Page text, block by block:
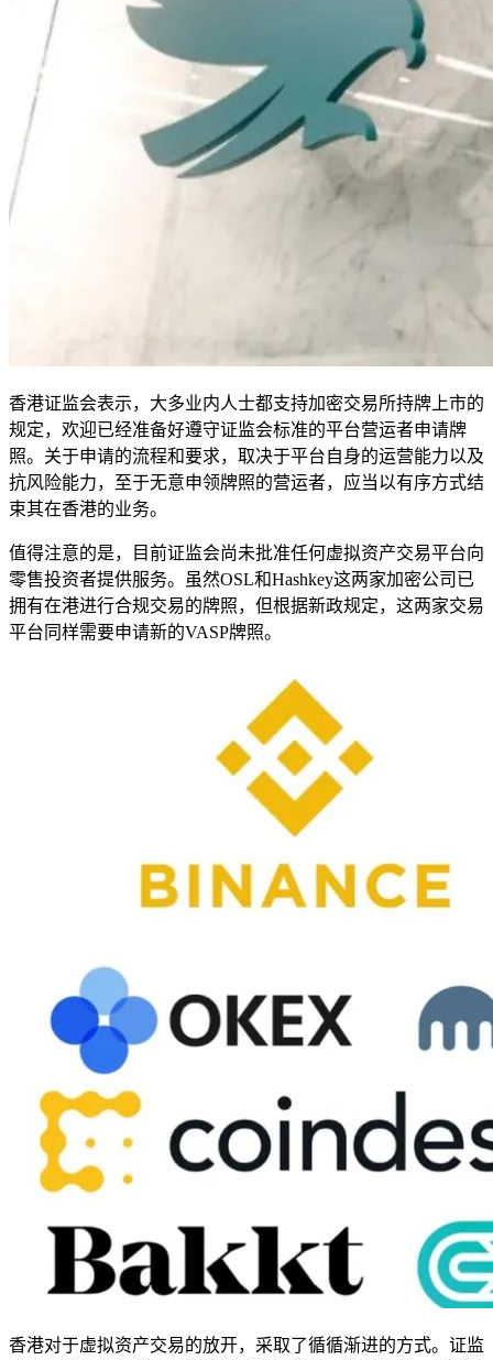
香港证监会表示，大多业内人士都支持加密交易所持牌上市的
规定，欢迎已经准备好遵守证监会标准的平台营运者申请牌
照。关于申请的流程和要求，取决于平台自身的运营能力以及
抗风险能力，至于无意申领牌照的营运者，应当以有序方式结
束其在香港的业务。
值得注意的是，目前证监会尚未批准任何虚拟资产交易平台向
零售投资者提供服务。虽然OSL和Hashkey这两家加密公司已
拥有在港进行合规交易的牌照，但根据新政规定，这两家交易
平台同样需要申请新的VASP牌照。
香港对于虚拟资产交易的放开，采取了循循渐进的方式。证监